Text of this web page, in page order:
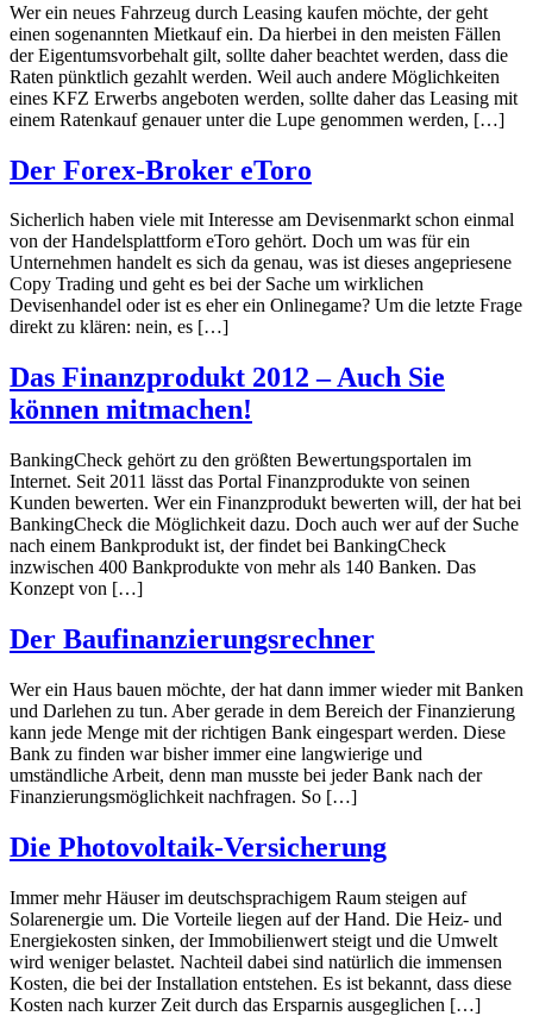
Wer ein neues Fahrzeug durch Leasing kaufen möchte, der geht
einen sogenannten Mietkauf ein. Da hierbei in den meisten Fällen
der Eigentumsvorbehalt gilt, sollte daher beachtet werden, dass die
Raten pünktlich gezahlt werden. Weil auch andere Möglichkeiten
eines KFZ Erwerbs angeboten werden, sollte daher das Leasing mit
einem Ratenkauf genauer unter die Lupe genommen werden, […]
Der Forex-Broker eToro
Sicherlich haben viele mit Interesse am Devisenmarkt schon einmal
von der Handelsplattform eToro gehört. Doch um was für ein
Unternehmen handelt es sich da genau, was ist dieses angepriesene
Copy Trading und geht es bei der Sache um wirklichen
Devisenhandel oder ist es eher ein Onlinegame? Um die letzte Frage
direkt zu klären: nein, es […]
Das Finanzprodukt 2012 – Auch Sie
können mitmachen!
BankingCheck gehört zu den größten Bewertungsportalen im
Internet. Seit 2011 lässt das Portal Finanzprodukte von seinen
Kunden bewerten. Wer ein Finanzprodukt bewerten will, der hat bei
BankingCheck die Möglichkeit dazu. Doch auch wer auf der Suche
nach einem Bankprodukt ist, der findet bei BankingCheck
inzwischen 400 Bankprodukte von mehr als 140 Banken. Das
Konzept von […]
Der Baufinanzierungsrechner
Wer ein Haus bauen möchte, der hat dann immer wieder mit Banken
und Darlehen zu tun. Aber gerade in dem Bereich der Finanzierung
kann jede Menge mit der richtigen Bank eingespart werden. Diese
Bank zu finden war bisher immer eine langwierige und
umständliche Arbeit, denn man musste bei jeder Bank nach der
Finanzierungsmöglichkeit nachfragen. So […]
Die Photovoltaik-Versicherung
Immer mehr Häuser im deutschsprachigem Raum steigen auf
Solarenergie um. Die Vorteile liegen auf der Hand. Die Heiz- und
Energiekosten sinken, der Immobilienwert steigt und die Umwelt
wird weniger belastet. Nachteil dabei sind natürlich die immensen
Kosten, die bei der Installation entstehen. Es ist bekannt, dass diese
Kosten nach kurzer Zeit durch das Ersparnis ausgeglichen […]